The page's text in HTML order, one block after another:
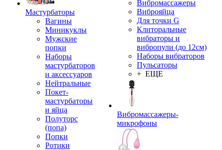
Мастурбаторы
Вагины
Миникуклы
Мужские
попки
Наборы
мастурбаторов
и аксессуаров
Нейтральные
Покет-
мастурбаторы
и яйца
Полуторс
(попа)
Попки
Ротики
Вибромассажеры
Виброяйца
Для точки G
Клиторальные
вибраторы и
вибропули (до 12см)
Наборы вибраторов
Пульсаторы
+ ЕЩЕ
Вибромассажеры-
микрофоны